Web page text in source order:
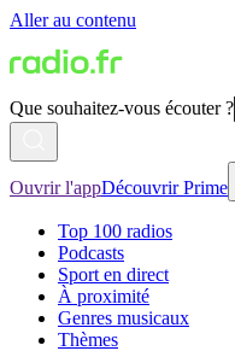
Aller au contenu
Que souhaitez-vous écouter ?
Ouvrir l'appDécouvrir Prime
Top 100 radios
Podcasts
Sport en direct
À proximité
Genres musicaux
Thèmes